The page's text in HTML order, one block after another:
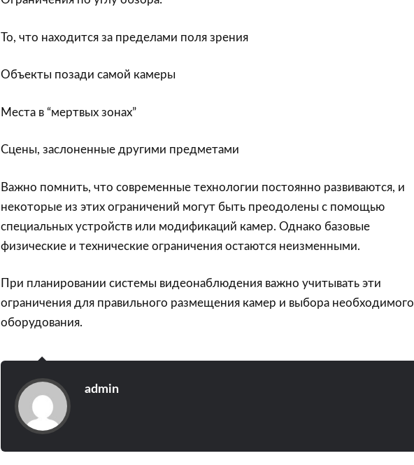
То, что находится за пределами поля зрения
Объекты позади самой камеры
Места в “мертвых зонах”
Сцены, заслоненные другими предметами
Важно помнить, что современные технологии постоянно развиваются, и
некоторые из этих ограничений могут быть преодолены с помощью
специальных устройств или модификаций камер. Однако базовые
физические и технические ограничения остаются неизменными.
При планировании системы видеонаблюдения важно учитывать эти
ограничения для правильного размещения камер и выбора необходимого
оборудования.
admin